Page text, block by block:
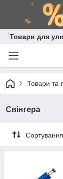
Товари для
Товари та
Свінгера
Сортування